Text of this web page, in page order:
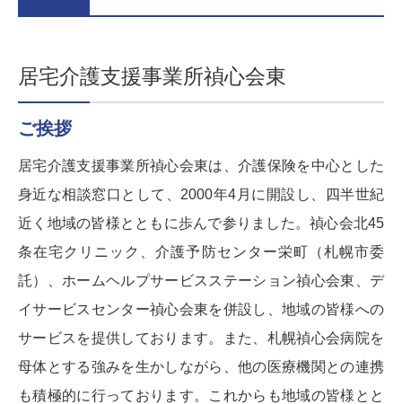
居宅介護支援事業所禎心会東
ご挨拶
居宅介護支援事業所禎心会東は、介護保険を中心とした
身近な相談窓口として、2000年4月に開設し、四半世紀
近く地域の皆様とともに歩んで参りました。禎心会北45
条在宅クリニック、介護予防センター栄町（札幌市委
託）、ホームヘルプサービスステーション禎心会東、デ
イサービスセンター禎心会東を併設し、地域の皆様への
サービスを提供しております。また、札幌禎心会病院を
母体とする強みを生かしながら、他の医療機関との連携
も積極的に行っております。これからも地域の皆様とと